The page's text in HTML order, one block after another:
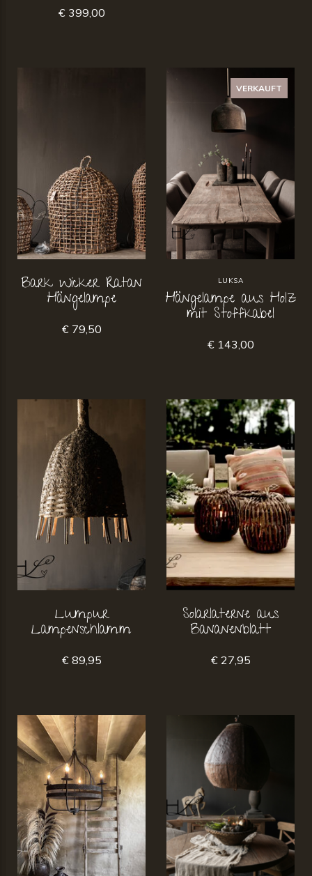
€ 399,00
Bark Wicker Ratan
Hängelampe
€ 79,50
VERKAUFT
LUKSA
Hängelampe aus Holz
mit Stoffkabel
€ 143,00
Lumpur
Lampenschlamm
€ 89,95
Solarlaterne aus
Bananenblatt
€ 27,95